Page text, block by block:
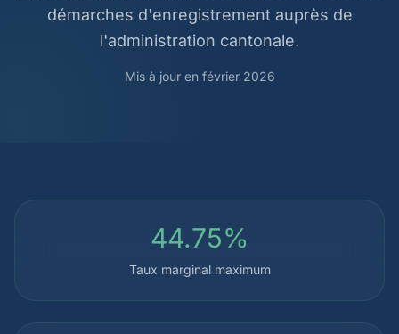
démarches d'enregistrement auprès de
l'administration cantonale.
Mis à jour en février 2026
44.75%
Taux marginal maximum